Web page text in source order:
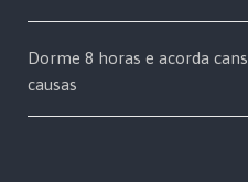
Dorme 8 horas e acorda
causas